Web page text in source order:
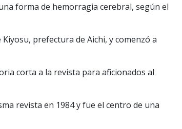
forma de hemorragia cerebral, según el
prefectura de Aichi, y comenzó a
corta a la revista para aficionados al
revista en 1984 y fue el centro de una